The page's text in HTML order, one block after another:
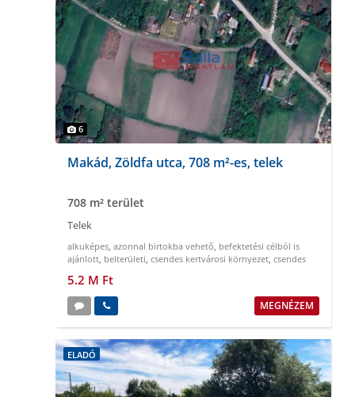
6
Makád, Zöldfa utca, 708 m²-es, telek
708 m² terület
Telek
alkuképes, azonnal birtokba vehető, befektetési célból is
ajánlott, belterületi, csendes kertvárosi környezet, csendes
5.2 M Ft
MEGNÉZEM
ELADÓ